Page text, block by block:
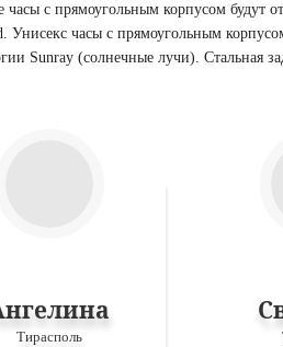
часы с прямоугольным корпусом будут
Унисекс часы с прямоугольным
Sunray (солнечные лучи). Стальная
Тирасполь